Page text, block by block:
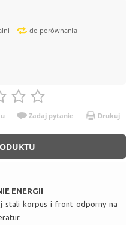
do porównania
Zadaj pytanie Drukuj
ENERGII
stali korpus i front odporny na